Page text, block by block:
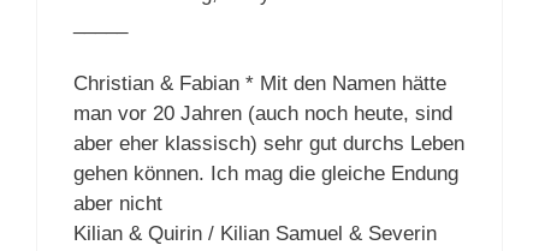
Christian & Fabian * Mit den Namen hätte
man vor 20 Jahren (auch noch heute, sind
aber eher klassisch) sehr gut durchs Leben
gehen können. Ich mag die gleiche Endung
aber nicht
Kilian & Quirin / Kilian Samuel & Severin